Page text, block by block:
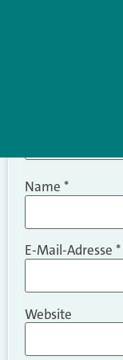
Name *
E-Mail-Adresse *
Website